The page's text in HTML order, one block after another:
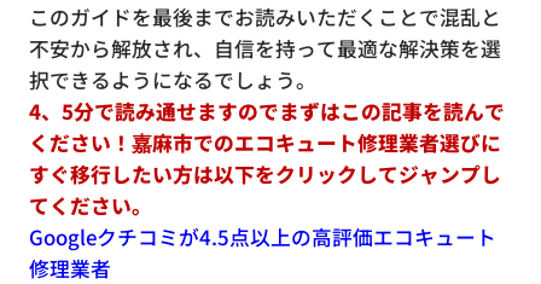
このガイドを最後までお読みいただくことで混乱と
不安から解放され、自信を持って最適な解決策を選
択できるようになるでしょう。
4、5分で読み通せますのでまずはこの記事を読んで
ください！嘉麻市でのエコキュート修理業者選びに
すぐ移行したい方は以下をクリックしてジャンプし
てください。
Googleクチコミが4.5点以上の高評価エコキュート
修理業者